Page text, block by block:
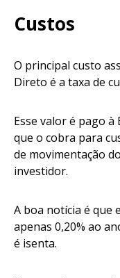
Custos
O principal custo
Direto é a taxa de
Esse valor é pago
que o cobra para
de movimentação
investidor.
A boa notícia é que
apenas 0,20% ao
é isenta.